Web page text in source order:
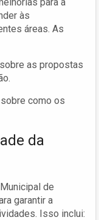
às
áreas. As
as propostas
como os
da
de
garantir a
Isso inclui: